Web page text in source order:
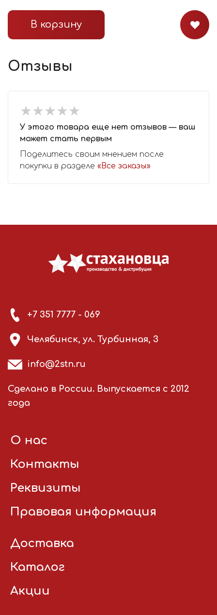
В корзину
Отзывы
★★★★★
★★★★★
У этого товара еще нет отзывов — ваш
может стать первым
Поделитесь своим мнением после
покупки в разделе «Все заказы»
+7 351 7777 - 069
Челябинск, ул. Турбинная, 3
info@2stn.ru
Сделано в России. Выпускается с 2012
года
О нас
Контакты
Реквизиты
Правовая информация
Доставка
Каталог
Акции